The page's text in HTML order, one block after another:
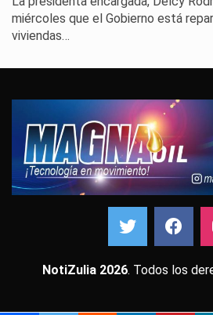
miércoles que el Gobierno está
viviendas…
NotiZulia 2026. Todos los